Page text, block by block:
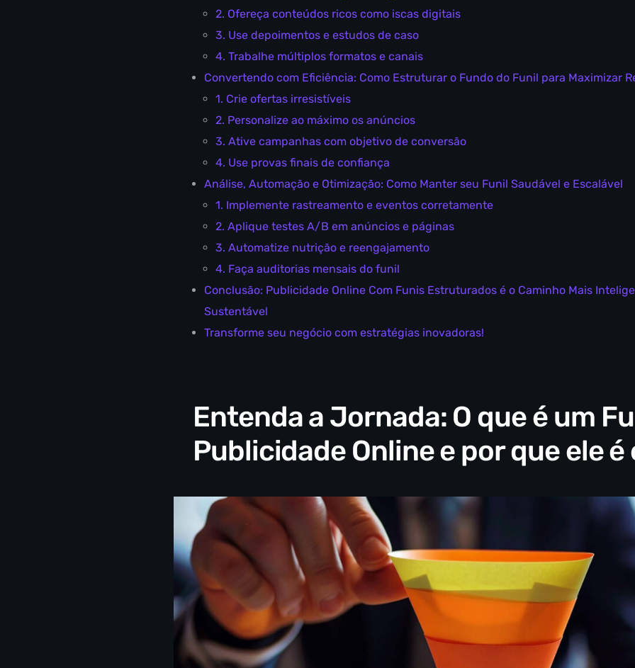
2. Ofereça conteúdos ricos como iscas digitais
3. Use depoimentos e estudos de caso
4. Trabalhe múltiplos formatos e canais
Convertendo com Eficiência: Como Estruturar o Fundo do Funil para Maximizar
1. Crie ofertas irresistíveis
2. Personalize ao máximo os anúncios
3. Ative campanhas com objetivo de conversão
4. Use provas finais de confiança
Análise, Automação e Otimização: Como Manter seu Funil Saudável e Escalável
1. Implemente rastreamento e eventos corretamente
2. Aplique testes A/B em anúncios e páginas
3. Automatize nutrição e reengajamento
4. Faça auditorias mensais do funil
Conclusão: Publicidade Online Com Funis Estruturados é o Caminho Mais
Sustentável
Transforme seu negócio com estratégias inovadoras!
Entenda a Jornada: O que é um
Publicidade Online e por que ele é